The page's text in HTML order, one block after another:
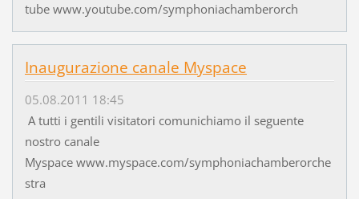
tube www.youtube.com/symphoniachamberorch
Inaugurazione canale Myspace
05.08.2011 18:45
A tutti i gentili visitatori comunichiamo il seguente
nostro canale
Myspace www.myspace.com/symphoniachamberorche
stra